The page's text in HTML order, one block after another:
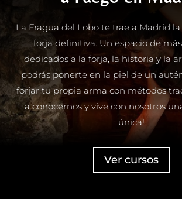
La Fragua del Lobo te trae a Madrid
forja definitiva. Un espacio de
dedicados a la forja, la historia y la
podrás ponerte en la piel de un
forjar tu propia arma con métodos
a conocernos y vive con nosotros
única!
Ver cursos